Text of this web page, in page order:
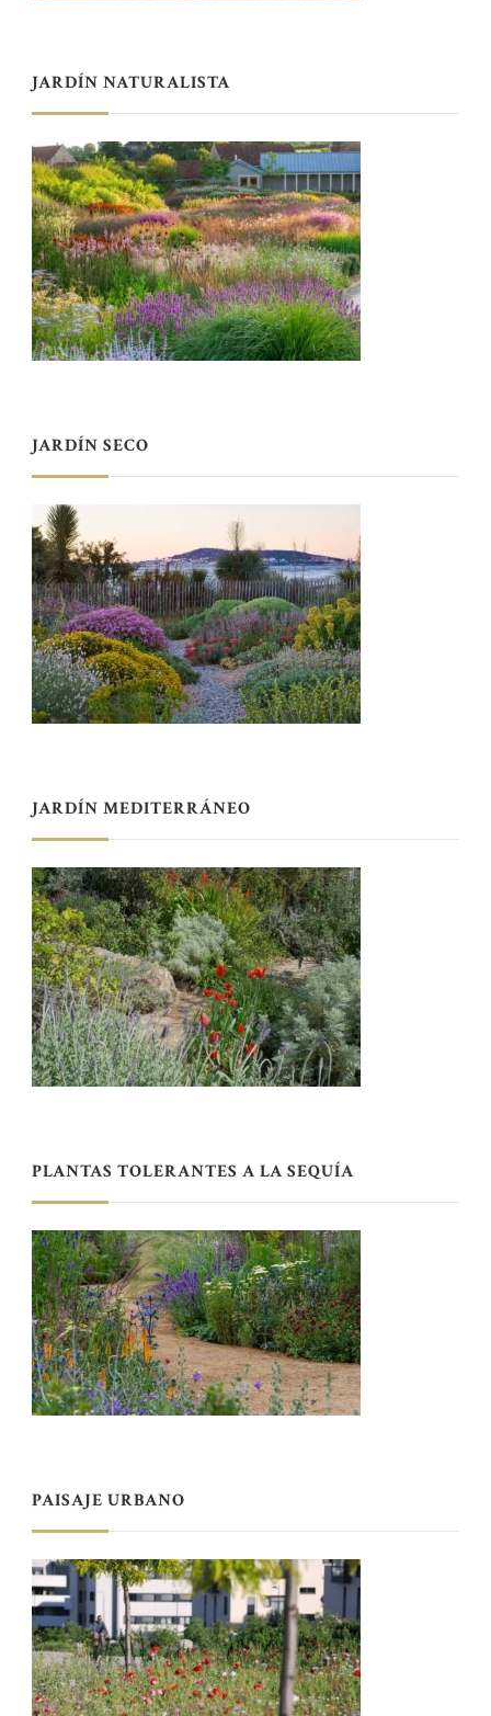
JARDÍN NATURALISTA
JARDÍN SECO
JARDÍN MEDITERRÁNEO
PLANTAS TOLERANTES A LA SEQUÍA
PAISAJE URBANO